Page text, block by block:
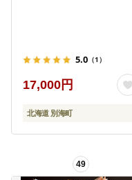
5.0 （1）
17,000円
北海道 別海町
49